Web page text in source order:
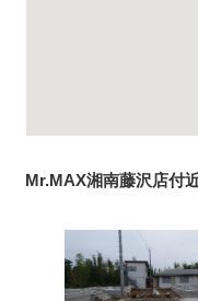
Mr.MAX湘南藤沢店付